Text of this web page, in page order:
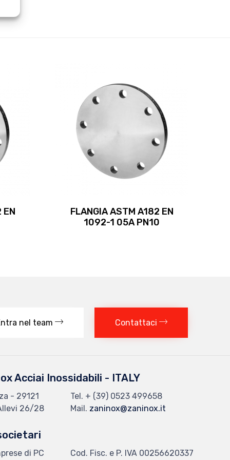
EN
FLANGIA ASTM A182 EN
1092-1 05A PN10
nel team Contattaci
Acciai Inossidabili - ITALY
- 29121
26/28
Tel. + (39) 0523 499658
Mail. zaninox@zaninox.it
di PC Cod. Fisc. e P. IVA 00256620337